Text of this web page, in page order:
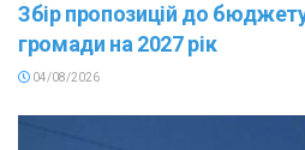
Збір пропозицій до
громади на 2027 рік
04/08/2026